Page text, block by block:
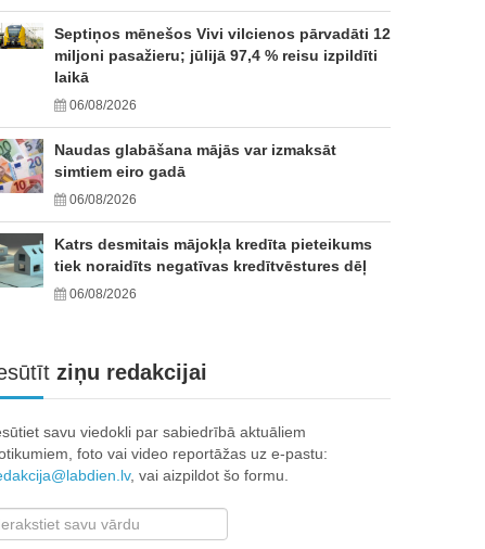
Septiņos mēnešos Vivi vilcienos pārvadāti 12
miljoni pasažieru; jūlijā 97,4 % reisu izpildīti
laikā
06/08/2026
Naudas glabāšana mājās var izmaksāt
simtiem eiro gadā
06/08/2026
Katrs desmitais mājokļa kredīta pieteikums
tiek noraidīts negatīvas kredītvēstures dēļ
06/08/2026
ziņu redakcijai
savu viedokli par sabiedrībā aktuāliem
foto vai video reportāžas uz e-pastu:
, vai aizpildot šo formu.